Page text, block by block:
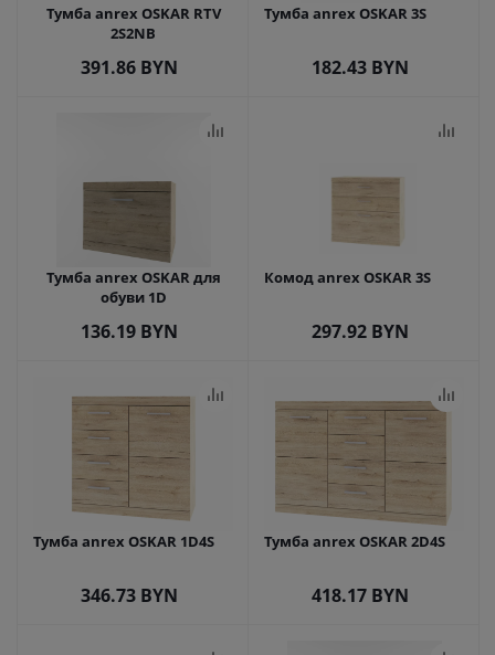
Тумба anrex OSKAR RTV
2S2NB
391.86 BYN
Тумба anrex OSKAR 3S
182.43 BYN
Тумба anrex OSKAR для
обуви 1D
136.19 BYN
Комод anrex OSKAR 3S
297.92 BYN
Тумба anrex OSKAR 1D4S
346.73 BYN
Тумба anrex OSKAR 2D4S
418.17 BYN